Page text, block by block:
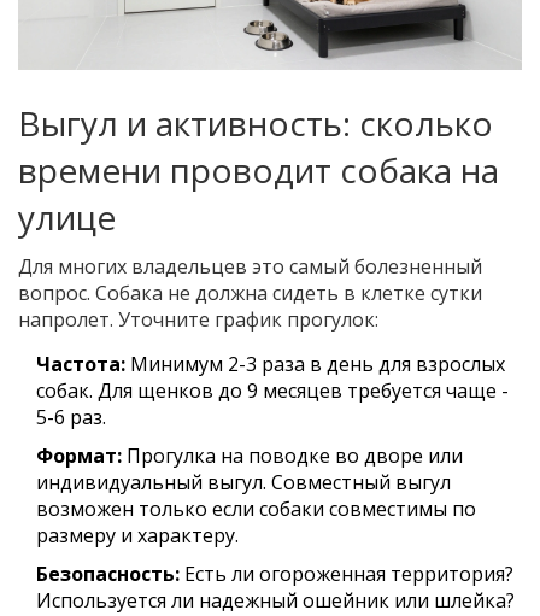
Выгул и активность: сколько
времени проводит собака на
улице
Для многих владельцев это самый болезненный
вопрос. Собака не должна сидеть в клетке сутки
напролет. Уточните график прогулок:
Частота: Минимум 2-3 раза в день для взрослых
собак. Для щенков до 9 месяцев требуется чаще -
5-6 раз.
Формат: Прогулка на поводке во дворе или
индивидуальный выгул. Совместный выгул
возможен только если собаки совместимы по
размеру и характеру.
Безопасность: Есть ли огороженная территория?
Используется ли надежный ошейник или шлейка?